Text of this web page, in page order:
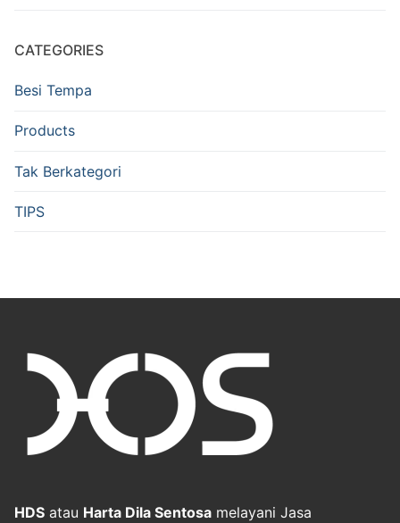
CATEGORIES
Besi Tempa
Products
Tak Berkategori
TIPS
HDS atau Harta Dila Sentosa melayani Jasa